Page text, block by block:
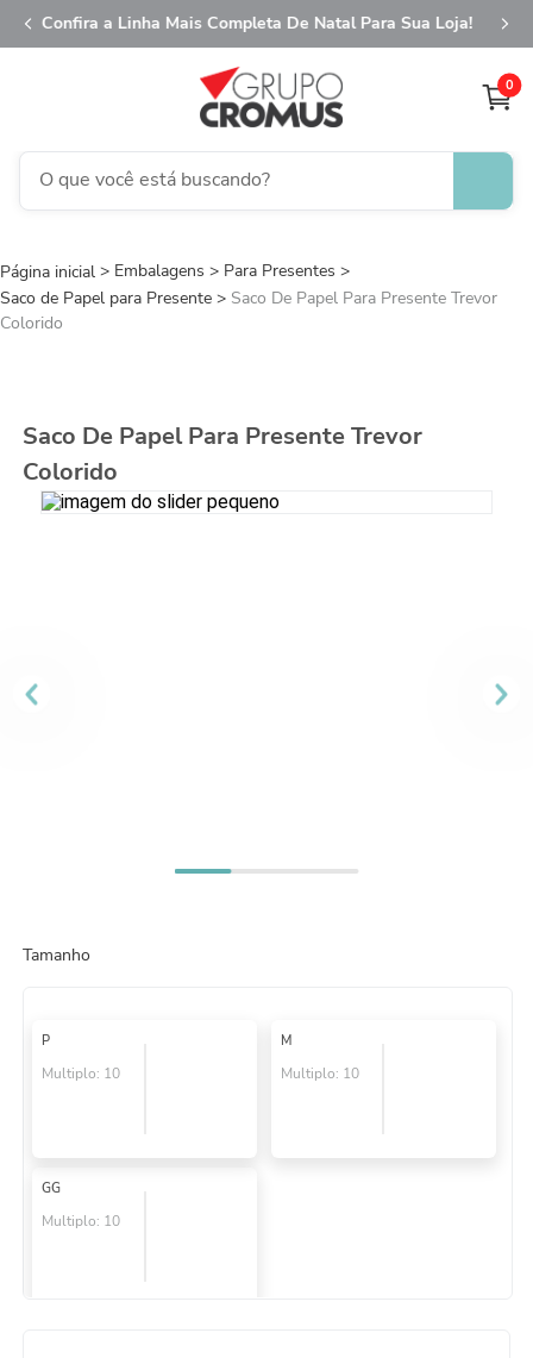
Confira a Linha Mais Completa De Natal Para Sua
0
O que você está buscando?
Embalagens
Para Presentes
Saco de Papel para Presente
Saco De Papel Para Presente Trevor
Colorido
Saco De Papel Para Presente Trevor
Colorido
Tamanho
P
Multiplo: 10
M
Multiplo: 10
GG
Multiplo: 10
1º
fita aramada
saco transparente
5º
caixa